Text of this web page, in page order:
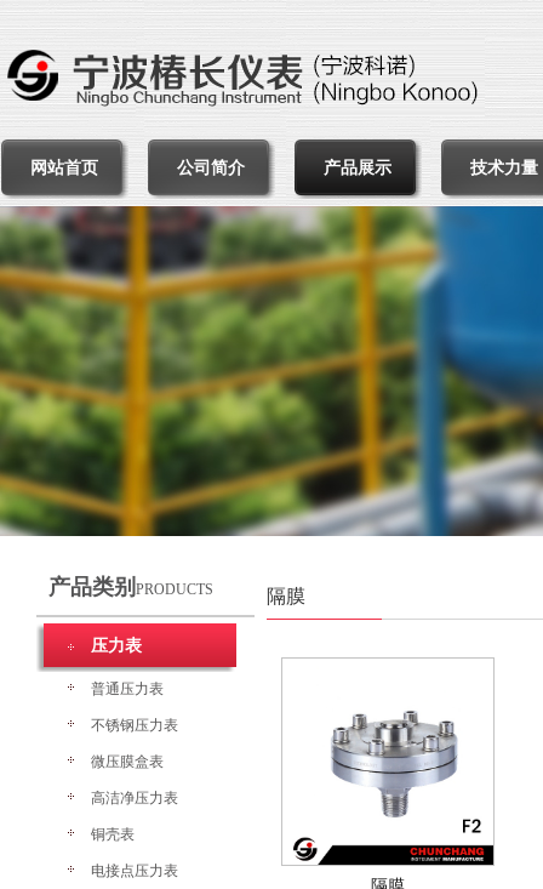
网站首页 公司简介 产品展示 技术力量
产品类别 PRODUCTS
压力表
普通压力表
不锈钢压力表
微压膜盒表
高洁净压力表
铜壳表
电接点压力表
隔膜